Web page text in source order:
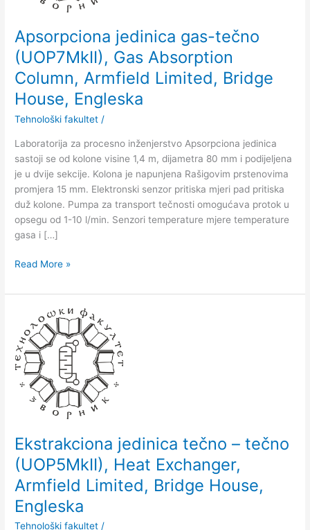
Apsorpciona jedinica gas-tečno
(UOP7MkII), Gas Absorption
Column, Armfield Limited, Bridge
House, Engleska
Tehnološki fakultet /
Laboratorija za procesno inženjerstvo Apsorpciona jedinica
sastoji se od kolone visine 1,4 m, dijametra 80 mm i podijelјena
je u dvije sekcije. Kolona je napunjena Rašigovim prstenovima
promjera 15 mm. Elektronski senzor pritiska mjeri pad pritiska
duž kolone. Pumpa za transport tečnosti omogućava protok u
opsegu od 1-10 l/min. Senzori temperature mjere temperature
gasa i […]
Armfield
Limited,
Bridge
House,
Engleska
Read More »
Ekstrakciona jedinica tečno – tečno
(UOP5MkII), Heat Exchanger,
Armfield Limited, Bridge House,
Engleska
Tehnološki fakultet /
Ekstrakciona
jedinica
tečno
–
tečno
(UOP5MkII),
Armfield
Limited,
Bridge
House,
Engleska